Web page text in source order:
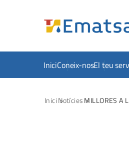
IniciConeix-nosEl teu
IniciNotíciesMILLORES A